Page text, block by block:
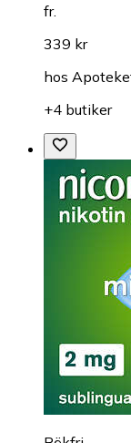
fr.
339 kr
hos
+4 butiker